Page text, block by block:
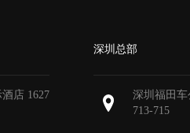
店 1627
深圳总部
深圳福田
713-715